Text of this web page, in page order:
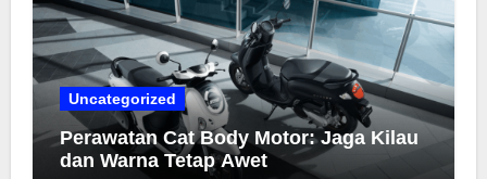
Uncategorized
Perawatan Cat Body Motor: Jaga Kilau
dan Warna Tetap Awet